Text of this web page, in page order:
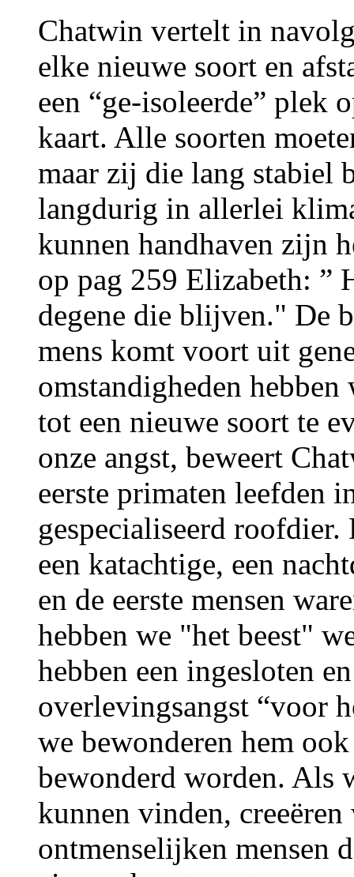
Chatwin vertelt in
elke nieuwe soort en
een “ge-isoleerde” plek
kaart. Alle soorten
maar zij die lang stabiel
langdurig in allerlei
kunnen handhaven zijn
op pag 259 Elizabeth: ”
degene die blijven." De
mens komt voort uit
omstandigheden hebben
tot een nieuwe soort te
onze angst, beweert
eerste primaten leefden
gespecialiseerd
een katachtige, een
en de eerste mensen
hebben we "het beest"
hebben een ingesloten
overlevingsangst “voor
we bewonderen hem
bewonderd worden. Als
kunnen vinden, creeëren
ontmenselijken mensen